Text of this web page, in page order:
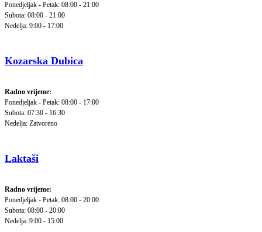
Ponedjeljak - Petak: 08:00 - 21:00
Subota: 08:00 - 21:00
Nedelja: 9:00 - 17:00
Kozarska Dubica
Radno vrijeme:
Ponedjeljak - Petak: 08:00 - 17:00
Subota: 07:30 - 16:30
Nedelja: Zatvoreno
Laktaši
Radno vrijeme:
Ponedjeljak - Petak: 08:00 - 20:00
Subota: 08:00 - 20:00
Nedelja: 9:00 - 15:00